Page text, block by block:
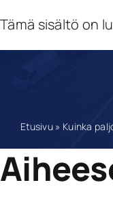
Tämä sisältö on
Etusivu » Kuinka